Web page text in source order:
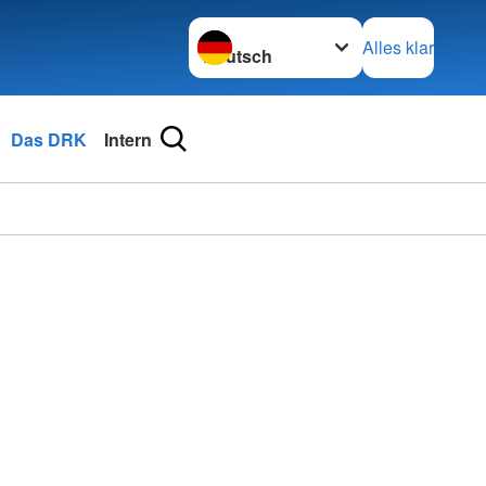
Sprache wechseln zu
Alles klar
Das DRK Intern